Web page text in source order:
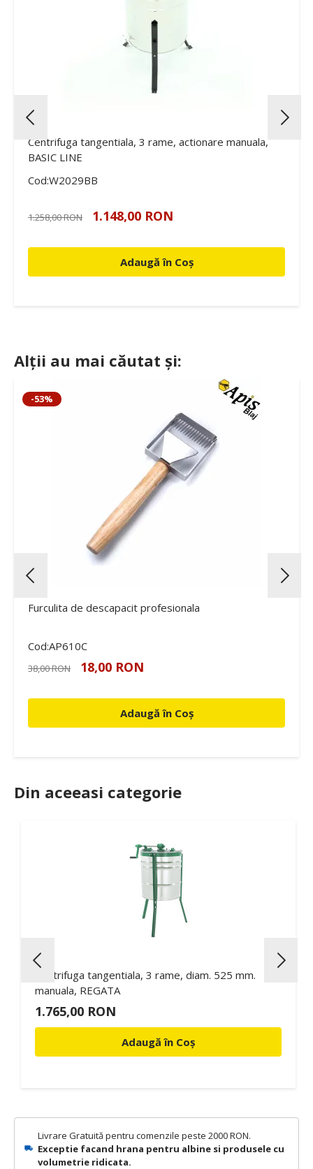
Livrare Gratuită pentru comenzile peste 2000 RON.
Exceptie facand hrana pentru albine si produsele cu
volumetrie ridicata.
Centrifuga tangentiala, 3 rame, actionare manuala,
BASIC LINE
Cod:W2029BB
1.258,00 RON 1.148,00 RON
Adaugă în Coș
Alții au mai căutat și:
-53%
Furculita de descapacit profesionala
Cod:AP610C
38,00 RON 18,00 RON
Adaugă în Coș
Din aceeasi categorie
Centrifuga tangentiala, 3 rame, diam. 525 mm.
manuala, REGATA
1.765,00 RON
Adaugă în Coș